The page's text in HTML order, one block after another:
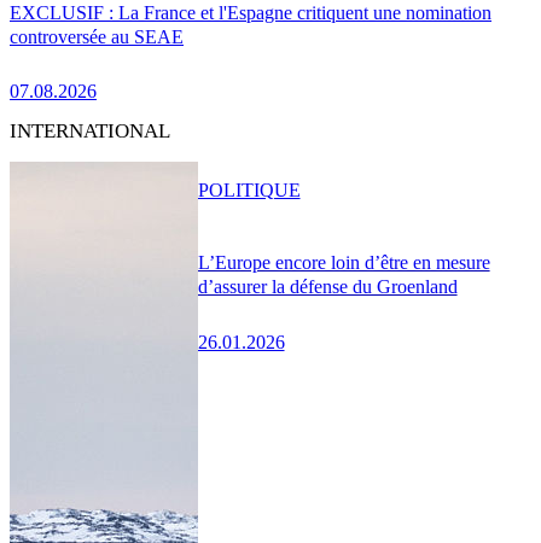
EXCLUSIF : La France et l'Espagne critiquent une nomination
controversée au SEAE
07.08.2026
INTERNATIONAL
L’Europe encore loin d’être en mesure
d’assurer la défense du Groenland
26.01.2026
POLITIQUE